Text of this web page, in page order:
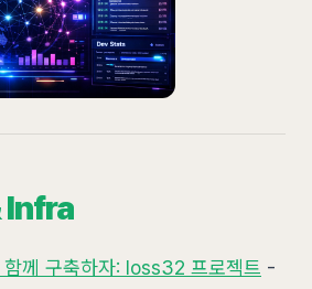
께 구축하자: loss32 프로젝트 -